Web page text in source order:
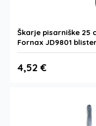
Škarje pisarniške 25
Fornax JD9801
4,52 €